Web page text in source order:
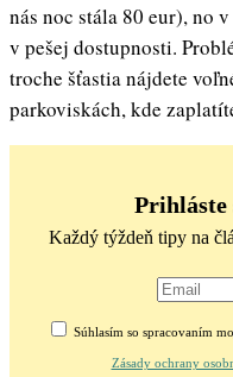
nás noc stála 80 eur), no
v pešej dostupnosti.
troche šťastia nájdete
parkoviskách, kde
Prihláste
Každý týždeň tipy na
Súhlasím so spracovaním
Zásady ochrany